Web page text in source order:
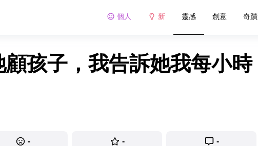
個人 新 靈感 創意 奇蹟
孩子，我告訴她我每小時
- - -